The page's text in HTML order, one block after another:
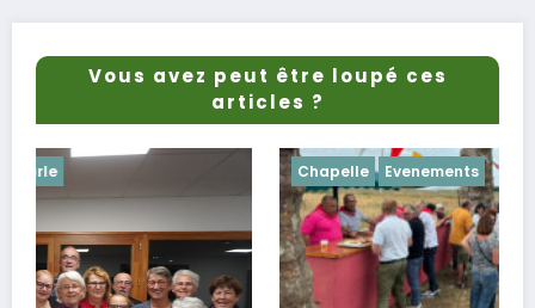
Vous avez peut être loupé ces
articles ?
Evenements